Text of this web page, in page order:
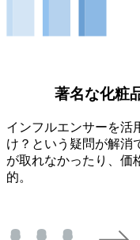
著名な化粧
インフルエンサーを活
け？という疑問が解消
が取れなかったり、価
的。